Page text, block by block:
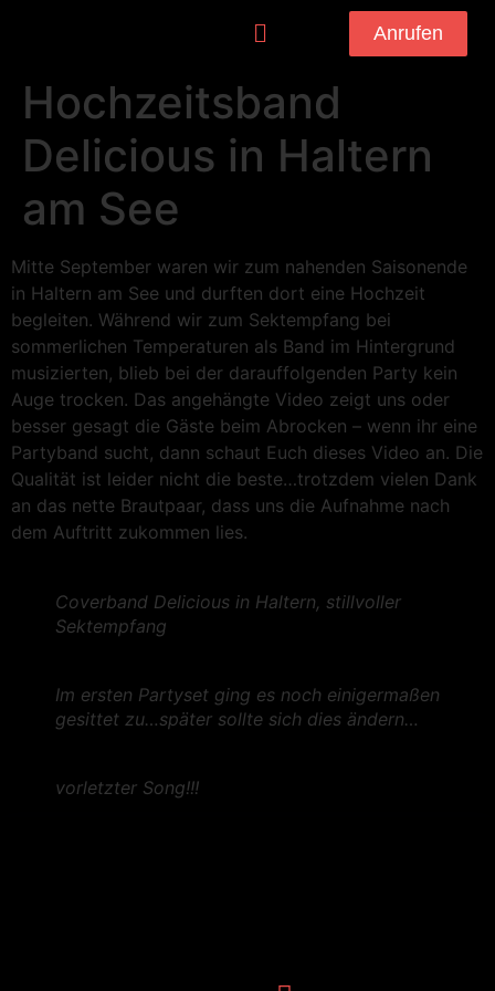
Anrufen
Hochzeitsband
Delicious in Haltern
am See
Mitte September waren wir zum nahenden Saisonende
in Haltern am See und durften dort eine Hochzeit
begleiten. Während wir zum Sektempfang bei
sommerlichen Temperaturen als Band im Hintergrund
musizierten, blieb bei der darauffolgenden Party kein
Auge trocken. Das angehängte Video zeigt uns oder
besser gesagt die Gäste beim Abrocken – wenn ihr eine
Partyband sucht, dann schaut Euch dieses Video an. Die
Qualität ist leider nicht die beste…trotzdem vielen Dank
an das nette Brautpaar, dass uns die Aufnahme nach
dem Auftritt zukommen lies.
Coverband Delicious in Haltern, stillvoller
Sektempfang
Im ersten Partyset ging es noch einigermaßen
gesittet zu…später sollte sich dies ändern…
vorletzter Song!!!